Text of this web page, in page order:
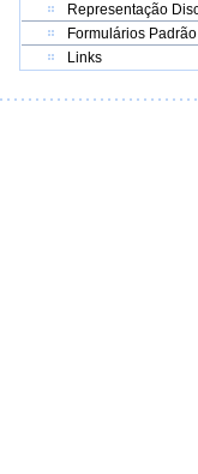
Representação
Formulários Padrão
Links